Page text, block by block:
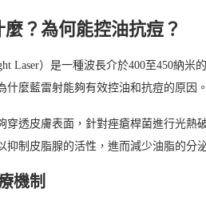
？為何能控油抗痘？
Laser）是一種波長介於400至450納
什麼藍雷射能夠有效控油和抗痘的原因
穿透皮膚表面，針對痤瘡桿菌進行光熱
抑制皮脂腺的活性，進而減少油脂的分
機制